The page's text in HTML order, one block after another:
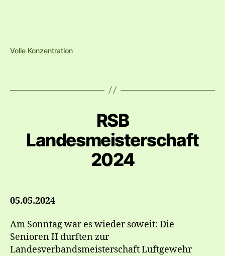
Volle Konzentration
RSB
Landesmeisterschaft
2024
05.05.2024
Am Sonntag war es wieder soweit: Die
Senioren II durften zur
Landesverbandsmeisterschaft Luftgewehr